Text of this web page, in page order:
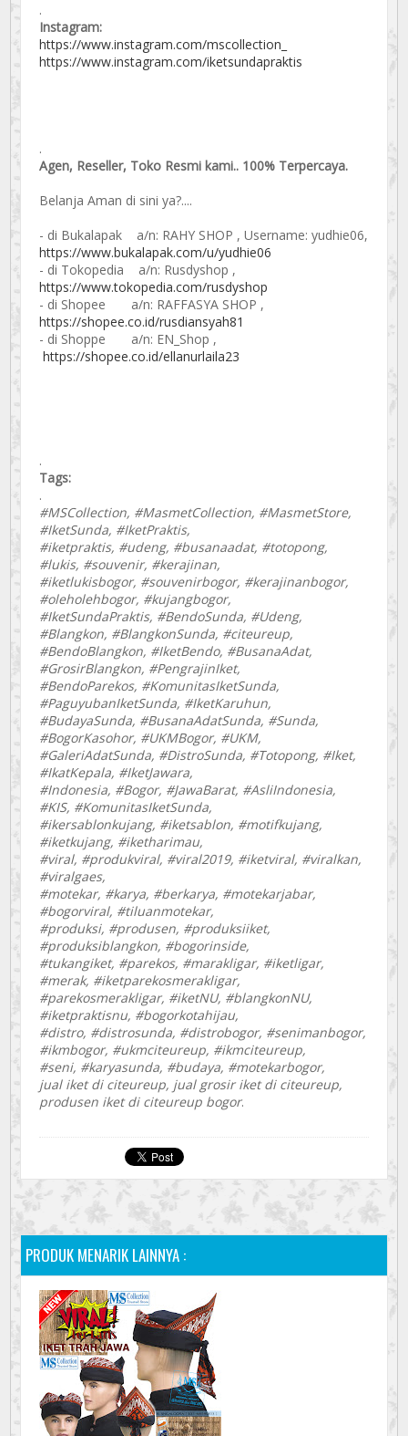
.
Instagram:
https://www.instagram.com/mscollection_
https://www.instagram.com/iketsundapraktis
.
Agen, Reseller, Toko Resmi kami.. 100% Terpercaya.
Belanja Aman di sini ya?....
- di Bukalapak a/n: RAHY SHOP , Username: yudhie06,
https://www.bukalapak.com/u/yudhie06
- di Tokopedia a/n: Rusdyshop ,
https://www.tokopedia.com/rusdyshop
- di Shopee a/n: RAFFASYA SHOP ,
https://shopee.co.id/rusdiansyah81
- di Shoppe a/n: EN_Shop ,
https://shopee.co.id/ellanurlaila23
.
Tags:
.
#MSCollection, #MasmetCollection, #MasmetStore,
#IketSunda, #IketPraktis,
#iketpraktis, #udeng, #busanaadat, #totopong,
#lukis, #souvenir, #kerajinan,
#iketlukisbogor, #souvenirbogor, #kerajinanbogor,
#oleholehbogor, #kujangbogor,
#IketSundaPraktis, #BendoSunda, #Udeng,
#Blangkon, #BlangkonSunda, #citeureup,
#BendoBlangkon, #IketBendo, #BusanaAdat,
#GrosirBlangkon, #PengrajinIket,
#BendoParekos, #KomunitasIketSunda,
#PaguyubanIketSunda, #IketKaruhun,
#BudayaSunda, #BusanaAdatSunda, #Sunda,
#BogorKasohor, #UKMBogor, #UKM,
#GaleriAdatSunda, #DistroSunda, #Totopong, #Iket,
#IkatKepala, #IketJawara,
#Indonesia, #Bogor, #JawaBarat, #AsliIndonesia,
#KIS, #KomunitasIketSunda,
#ikersablonkujang, #iketsablon, #motifkujang,
#iketkujang, #iketharimau,
#viral, #produkviral, #viral2019, #iketviral, #viralkan,
#viralgaes,
#motekar, #karya, #berkarya, #motekarjabar,
#bogorviral, #tiluanmotekar,
#produksi, #produsen, #produksiiket,
#produksiblangkon, #bogorinside,
#tukangiket, #parekos, #marakligar, #iketligar,
#merak, #iketparekosmerakligar,
#parekosmerakligar, #iketNU, #blangkonNU,
#iketpraktisnu, #bogorkotahijau,
#distro, #distrosunda, #distrobogor, #senimanbogor,
#ikmbogor, #ukmciteureup, #ikmciteureup,
#seni, #karyasunda, #budaya, #motekarbogor,
jual iket di citeureup, jual grosir iket di citeureup,
produsen iket di citeureup bogor.
PRODUK MENARIK LAINNYA :